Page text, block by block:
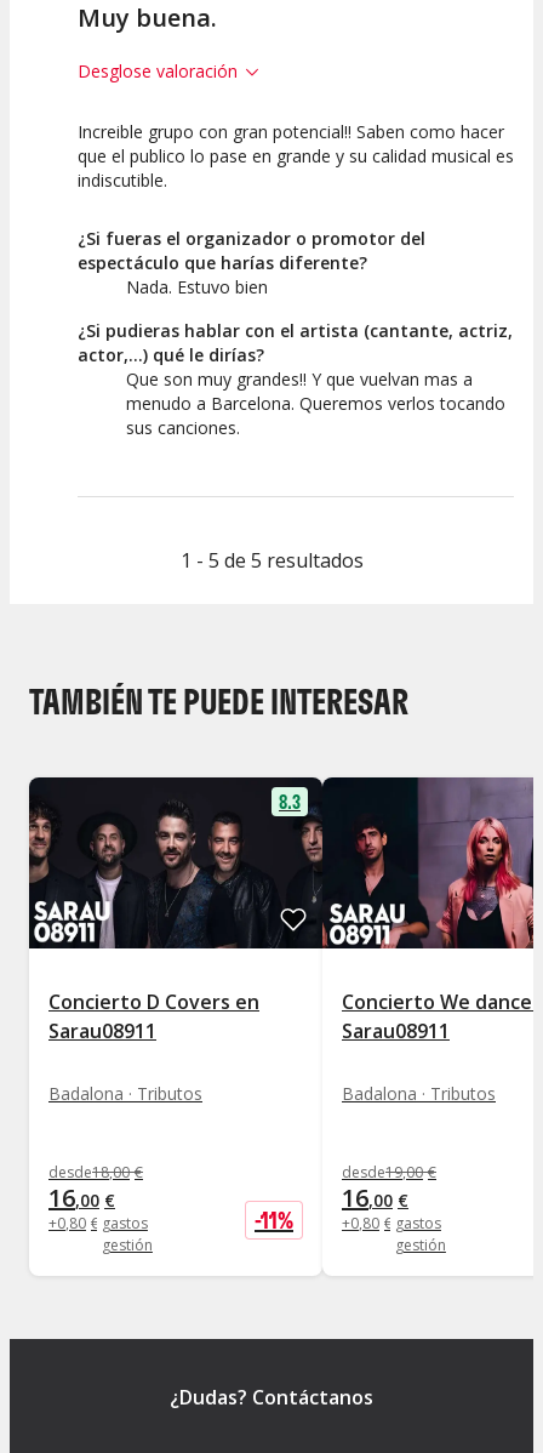
Muy buena.
Desglose valoración
10
Calidad del
10 10
Increible grupo con gran potencial!! Saben como hacer
que el publico lo pase en grande y su calidad musical es
indiscutible.
¿Si fueras el organizador o promotor del
espectáculo que harías diferente?
Nada. Estuvo bien
¿Si pudieras hablar con el artista (cantante, actriz,
actor,...) qué le dirías?
Que son muy grandes!! Y que vuelvan mas a
menudo a Barcelona. Queremos verlos tocando
sus canciones.
1 - 5 de 5 resultados
TAMBIÉN TE PUEDE INTERESAR
8.3
Concierto D Covers en
Sarau08911
Badalona · Tributos
desde18,00 €
16,00 €
+0,80 € gastos
gestión
-11%
Concierto We dance
Sarau08911
Badalona · Tributos
desde19,00 €
16,00 €
+0,80 € gastos
gestión
¿Dudas? Contáctanos